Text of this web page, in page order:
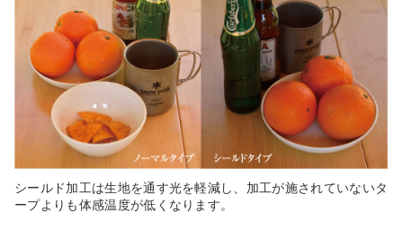
シールド加工は生地を通す光を軽減し、加工が施されていないタ
ープよりも体感温度が低くなります。